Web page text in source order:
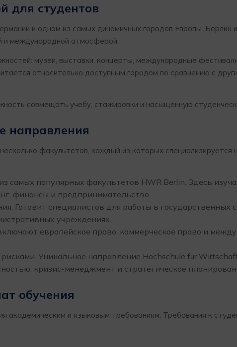
для студентов
и одном из самых динамичных городов Европы. Берлин
и международной атмосферой.
музеи, выставки, концерты, международные
относительно доступным городом по сравнению с
совмещать учебу, стажировки и насыщенную
направления
факультетов, каждый из которых специализируется
самых популярных факультетов HWR Berlin. Здесь
финансы и предпринимательство.
Готовит специалистов для работы в государственных
учреждениях.
европейское право, коммерческое право и
Уникальное направление Hochschule für
кризис-менеджмент и стратегическое
обучения
академическим и языковым требованиям. Требования к